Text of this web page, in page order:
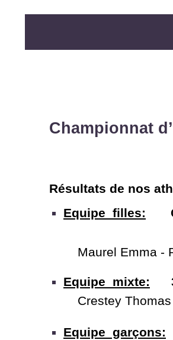
Championnat
Résultats de nos
Equipe filles:
Maurel Emma -
Equipe mixte:
Crestey
Equipe garçons: